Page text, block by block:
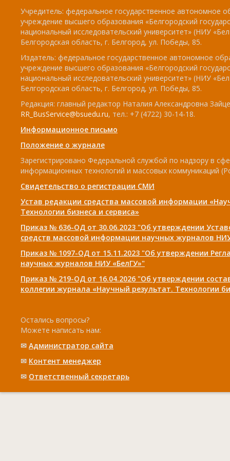
Учредитель: федеральное государственное автономное
учреждение высшего образования «Белгородский
национальный исследовательский университет» (НИУ
Белгородская область, г. Белгород, ул. Победы, 85.
Издатель: федеральное государственное автономное
учреждение высшего образования «Белгородский
национальный исследовательский университет» (НИУ
Белгородская область, г. Белгород, ул. Победы, 85.
Редакция: главный редактор Наталия Александровна
RR_BusService@bsuedu.ru, тел.: +7 (4722) 30-14-18.
Информационное письмо
Положение о журнале
Зарегистрировано Федеральной службой по надзору в
информационных технологий и массовых коммуникаций
Свидетельство о регистрации СМИ
Устав редакции средства массовой информации
Технологии бизнеса и сервиса»
Приказ № 636-ОД от 30.06.2023 "Об утверждении
средств массовой информации научных журналов
Приказ № 1097-ОД от 15.11.2023 "Об утверждении
научных журналов НИУ «БелГУ»"
Приказ № 219-ОД от 16.04.2026 "Об утверждении
коллегии журнала «Научный результат. Технологии
Остались вопросы?
Можете написать нам:
✉ Администратор сайта
✉ Контент менеджер
✉ Ответственный cекретарь